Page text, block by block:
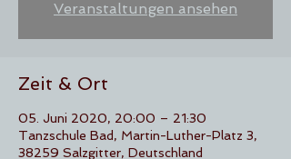
Veranstaltungen ansehen
Zeit & Ort
05. Juni 2020, 20:00 – 21:30
Tanzschule Bad, Martin-Luther-Platz 3,
38259 Salzgitter, Deutschland